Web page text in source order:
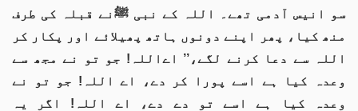
سو انیس آدمی تھے۔ اللہ کے نبی ﷺنے قبلہ کی طرف
منھ کیا، پھر اپنے دونوں ہاتھ پھیلائے اور پکار کر
اللہ سے دعا کرنے لگے،’’ اےاللہ! جو تو نے مجھ سے
وعدہ کیا ہے اسے پورا کر دے، اے اللہ! جو تو نے
وعدہ کیا ہے اسے تو دے دے، اے اللہ! اگر یہ